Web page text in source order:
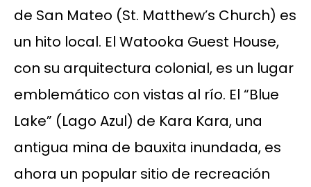
de San Mateo (St. Matthew’s Church) es
un hito local. El Watooka Guest House,
con su arquitectura colonial, es un lugar
emblemático con vistas al río. El “Blue
Lake” (Lago Azul) de Kara Kara, una
antigua mina de bauxita inundada, es
ahora un popular sitio de recreación